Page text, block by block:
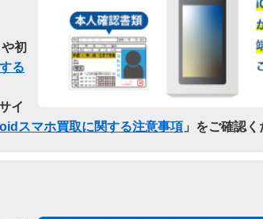
初
る
イ
スマホ買取に関する注意事項 」をご確認